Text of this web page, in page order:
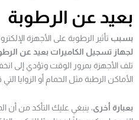
بعيد عن الرطوبة
بسبب تأثير الرطوبة على الأجهزة
لجهاز تسجيل الكاميرات بعيد عن
تلف الأجهزة بمرور الوقت وتؤدي إلى
الأماكن الرطبة مثل الحمام أو الزوايا
بعبارة أخرى، ينبغي عليك التأكد من أن